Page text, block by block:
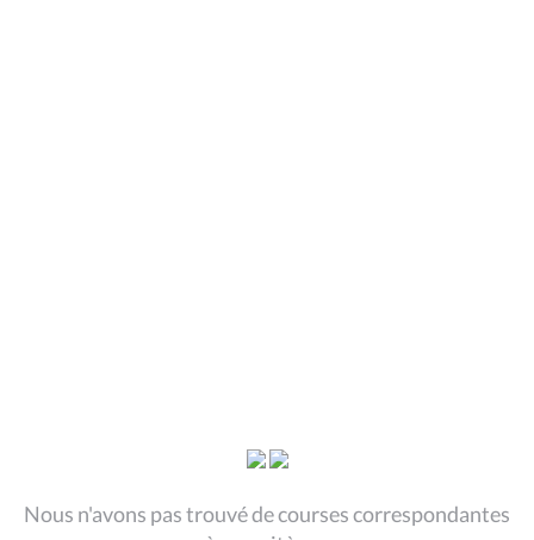
Nous n'avons pas trouvé de courses correspondantes